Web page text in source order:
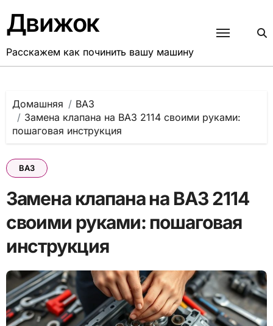
содержанию
Движок
Расскажем как починить вашу машину
Домашняя
ВАЗ
Замена клапана на ВАЗ 2114 своими руками:
пошаговая инструкция
ВАЗ
Замена клапана на ВАЗ 2114
своими руками: пошаговая
инструкция